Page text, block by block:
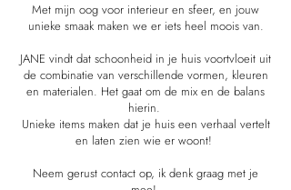
Met mijn oog voor interieur en sfeer, en jouw
unieke smaak maken we er iets heel moois van.
JANE vindt dat schoonheid in je huis voortvloeit uit
de combinatie van verschillende vormen, kleuren
en materialen. Het gaat om de mix en de balans
hierin.
Unieke items maken dat je huis een verhaal vertelt
en laten zien wie er woont!
Neem gerust contact op, ik denk graag met je